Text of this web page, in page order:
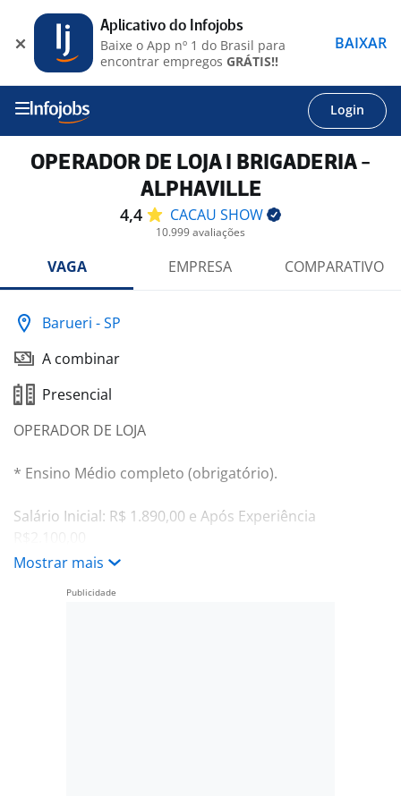
Login
OPERADOR DE LOJA I BRIGADERIA -
ALPHAVILLE
4,4 CACAU SHOW
10.999 avaliações
VAGA EMPRESA COMPARATIVO
Barueri - SP
A combinar
Presencial
OPERADOR DE LOJA
* Ensino Médio completo (obrigatório).
Salário Inicial: R$ 1.890,00 e Após Experiência
transporte, Convênio Médico, Assistência
Mostrar mais
Aplicativo do Infojobs
Baixe o App nº 1 do Brasil para
encontrar empregos GRÁTIS!!
BAIXAR